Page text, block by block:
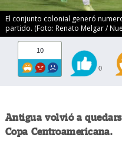
El conjunto colonial generó
partido. (Foto: Renato Melgar /
10
0
Antigua volvió a
Copa Centroamericana.